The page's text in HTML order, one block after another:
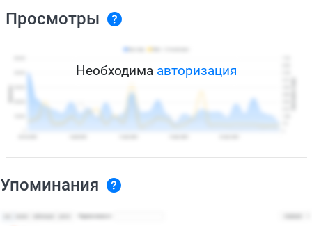
Просмотры
Необходима авторизация
Упоминания